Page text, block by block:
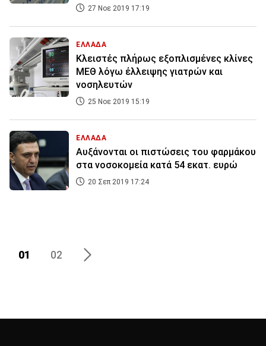
27 Νοε 2019 17:19
ΕΛΛΑΔΑ
Κλειστές πλήρως εξοπλισμένες κλίνες
ΜΕΘ λόγω έλλειψης γιατρών και
νοσηλευτών
25 Νοε 2019 15:19
ΕΛΛΑΔΑ
Αυξάνονται οι πιστώσεις του φαρμάκου
στα νοσοκομεία κατά 54 εκατ. ευρώ
20 Σεπ 2019 17:24
01 02